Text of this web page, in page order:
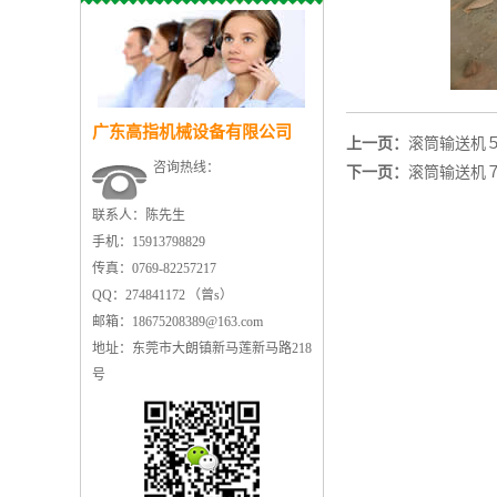
广东高指机械设备有限公司
咨询热线：
联系人：陈先生
手机：15913798829
传真：0769-82257217
QQ：274841172 （曾s）
邮箱：18675208389@163.com
地址：东莞市大朗镇新马莲新马路218
号
上一页： 滚筒输送机
下一页： 滚筒输送机